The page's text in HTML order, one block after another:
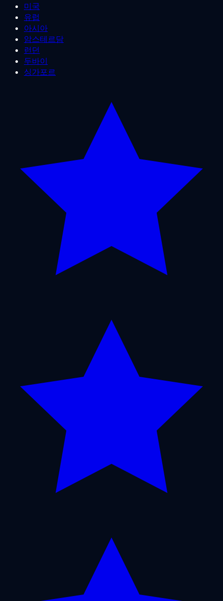
미국
유럽
아시아
암스테르담
런던
두바이
싱가포르